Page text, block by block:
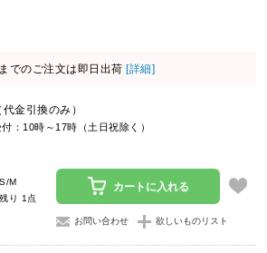
でのご注文は即日出荷 [詳細]
金引換のみ）
付：10時～17時（土日祝除く）
M
り 1点
カートに入れる
お問い合わせ 欲しいものリスト